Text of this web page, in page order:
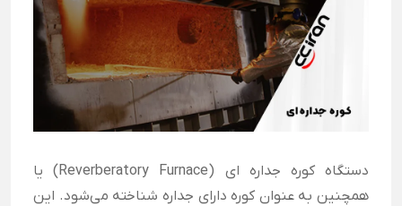
دستگاه کوره جداره ‌ای (Reverberatory Furnace) یا
همچنین به عنوان کوره دارای جداره شناخته می‌شود. این